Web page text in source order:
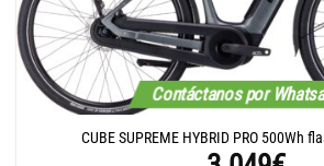
Contáctanos por
CUBE SUPREME HYBRID PRO 500Wh